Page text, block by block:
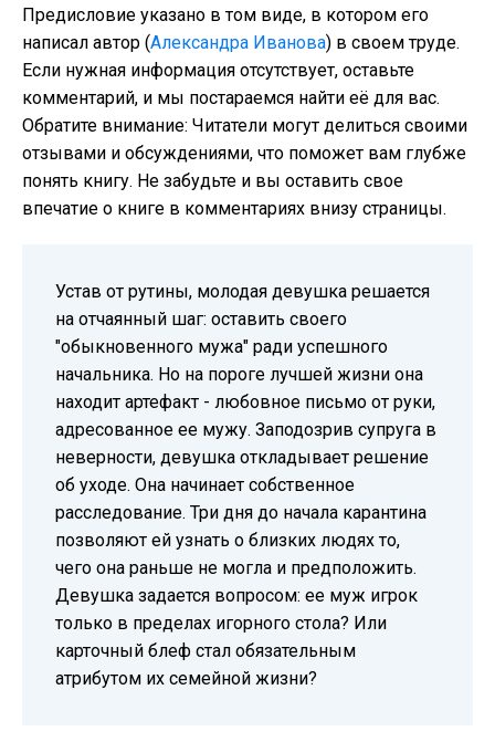
Предисловие указано в том виде, в котором его
написал автор (Александра Иванова) в своем труде.
Если нужная информация отсутствует, оставьте
комментарий, и мы постараемся найти её для вас.
Обратите внимание: Читатели могут делиться своими
отзывами и обсуждениями, что поможет вам глубже
понять книгу. Не забудьте и вы оставить свое
впечатие о книге в комментариях внизу страницы.
Устав от рутины, молодая девушка решается
на отчаянный шаг: оставить своего
"обыкновенного мужа" ради успешного
начальника. Но на пороге лучшей жизни она
находит артефакт - любовное письмо от руки,
адресованное ее мужу. Заподозрив супруга в
неверности, девушка откладывает решение
об уходе. Она начинает собственное
расследование. Три дня до начала карантина
позволяют ей узнать о близких людях то,
чего она раньше не могла и предположить.
Девушка задается вопросом: ее муж игрок
только в пределах игорного стола? Или
карточный блеф стал обязательным
атрибутом их семейной жизни?